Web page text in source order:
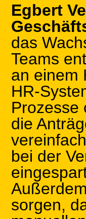
Egbert
das
Teams
an einem
HR-
Prozesse
die
bei der
sorgen,